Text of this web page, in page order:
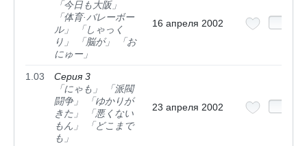
「今日も大阪」
「体育·バレーボー
ル」 「しゃっく
り」 「脳が」 「お
にゅー」
16 апреля 2002
1.03
Серия 3
「にゃも」 「派閥
闘争」 「ゆかりが
きた」 「悪くない
もん」 「どこまで
も」
23 апреля 2002